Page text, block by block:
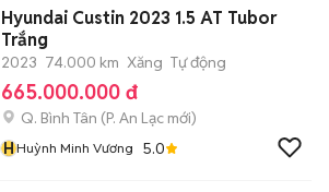
Hyundai Custin 2023 1.5 AT Tubor
Trắng
2023 74.000 km Xăng Tự động
665.000.000 đ
Q. Bình Tân (P. An Lạc mới)
HHuỳnh Minh Vương 5.0